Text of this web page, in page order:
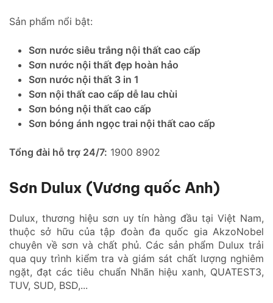
Sản phẩm nổi bật:
Sơn nước siêu trắng nội thất cao cấp
Sơn nước nội thất đẹp hoàn hảo
Sơn nước nội thất 3 in 1
Sơn nội thất cao cấp dễ lau chùi
Sơn bóng nội thất cao cấp
Sơn bóng ánh ngọc trai nội thất cao cấp
Tổng đài hỗ trợ 24/7: 1900 8902
Sơn Dulux (Vương quốc Anh)
Dulux, thương hiệu sơn uy tín hàng đầu tại Việt Nam,
thuộc sở hữu của tập đoàn đa quốc gia AkzoNobel
chuyên về sơn và chất phủ. Các sản phẩm Dulux trải
qua quy trình kiểm tra và giám sát chất lượng nghiêm
ngặt, đạt các tiêu chuẩn Nhãn hiệu xanh, QUATEST3,
TUV, SUD, BSD,...